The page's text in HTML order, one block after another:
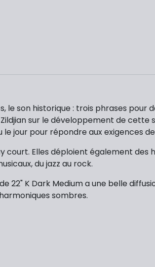
son historique : trois phrases pour
sur le développement de cette
jour pour répondre aux exigences
court. Elles déploient également
du jazz au rock.
22" K Dark Medium a une belle
sombres.